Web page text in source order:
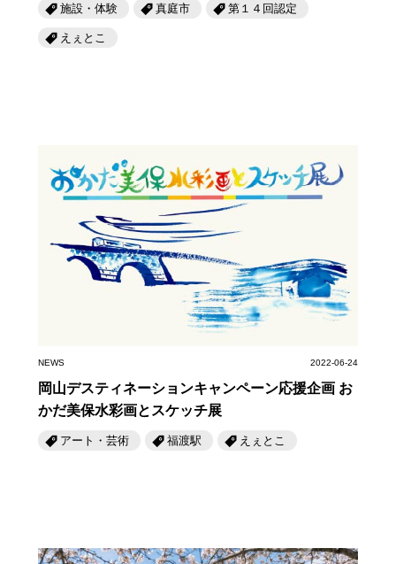
施設・体験 真庭市 第１４回認定
えぇとこ
NEWS 2022-06-24
岡山デスティネーションキャンペーン応援企画 お
かだ美保水彩画とスケッチ展
アート・芸術 福渡駅 えぇとこ